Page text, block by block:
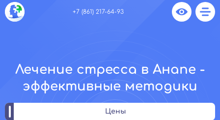
+7 (861) 217-64-93
Лечение стресса в Анапе -
эффективные методики
Цены